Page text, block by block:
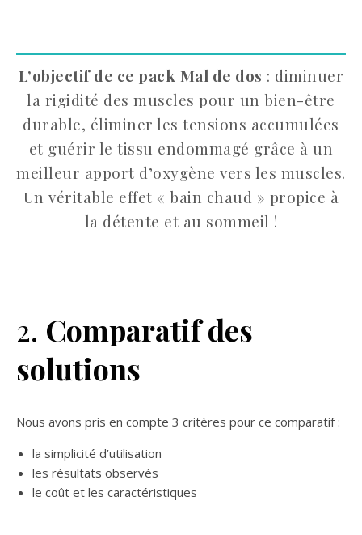
L’objectif de ce pack Mal de dos : diminuer
la rigidité des muscles pour un bien-être
durable, éliminer les tensions accumulées
et guérir le tissu endommagé grâce à un
meilleur apport d’oxygène vers les muscles.
Un véritable effet « bain chaud » propice à
la détente et au sommeil !
2. Comparatif des
solutions
Nous avons pris en compte 3 critères pour ce comparatif :
la simplicité d’utilisation
les résultats observés
le coût et les caractéristiques